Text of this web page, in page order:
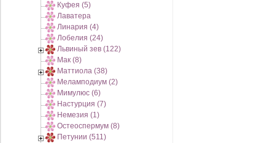
Куфея (5)
Лаватера
Линария (4)
Лобелия (24)
Львиный зев (122)
Мак (8)
Маттиола (38)
Меламподиум (2)
Мимулюс (6)
Настурция (7)
Немезия (1)
Остеоспермум (8)
Петунии (511)